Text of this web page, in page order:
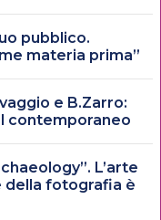
pubblico.
materia prima”
e B.Zarro:
contemporaneo
L’arte
della fotografia è